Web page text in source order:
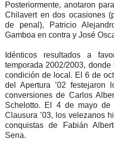
Posteriormente, anotaron
Chilavert en dos ocasiones
de penal), Patricio
Gamboa en contra y José
Idénticos resultados a
temporada 2002/2003,
condición de local. El 6 de
del Apertura ’02 festejaron
conversiones de Carlos
Schelotto. El 4 de mayo
Clausura ’03, los velezanos
conquistas de Fabián
Sena.